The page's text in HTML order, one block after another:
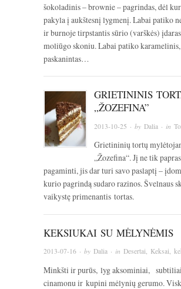
šokoladinis – brownie – pagrindas, dėl
pakyla į aukštesnį lygmenį. Labai patiko
ir burnoje tirpstantis sūrio (varškės)
moliūgo skoniu. Labai patiko
paskanintas…
GRIETININIS
„ŽOZEFINA”
2013-10-25 · by Dalia · in
Grietininių tortų
„Žozefina“. Jį ne tik
pagaminti, jis dar turi savo paslaptį –
kurio pagrindą sudaro razinos. Švelnaus
vaikystę primenantis tortas.
KEKSIUKAI SU MĖLYNĖMIS
2013-07-16 · by Dalia · in Desertai, Keksai,
Minkšti ir purūs, lyg aksominiai,
cinamonu ir kupini mėlynių gerumo.